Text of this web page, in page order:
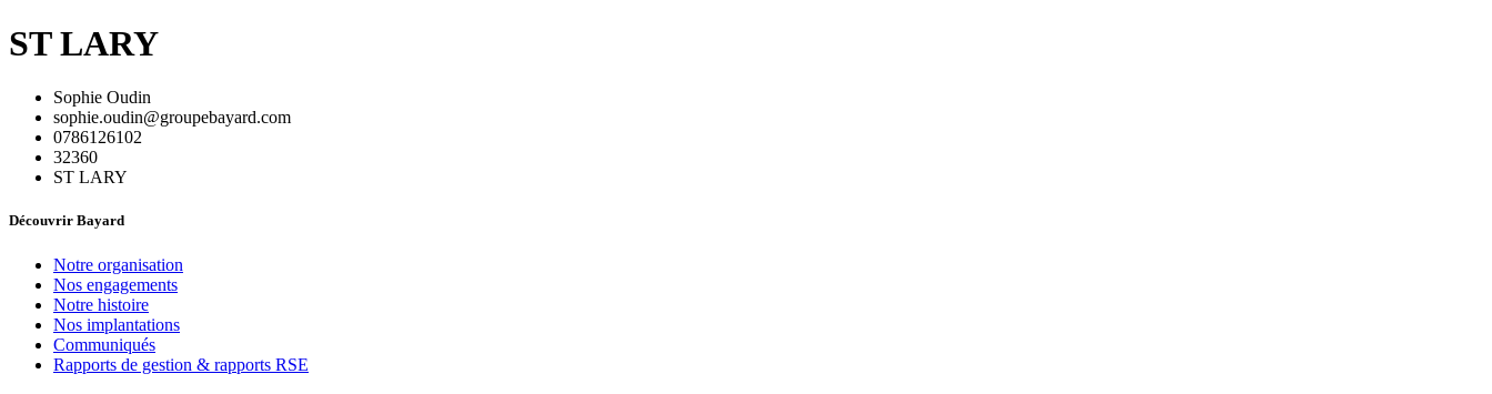
ST LARY
Sophie Oudin
sophie.oudin@groupebayard.com
0786126102
32360
ST LARY
Découvrir Bayard
Notre organisation
Nos engagements
Notre histoire
Nos implantations
Communiqués
Rapports de gestion & rapports RSE